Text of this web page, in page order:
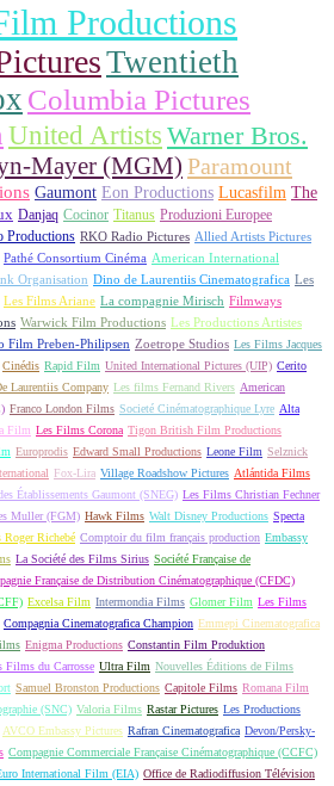
Productions
Twentieth
Columbia Pictures
United Artists Warner Bros.
Mayer (MGM) Paramount
Gaumont Eon Productions Lucasfilm The
Danjaq Cocinor Titanus Produzioni Europee
Productions RKO Radio Pictures Allied Artists Pictures
Pathé Consortium Cinéma American International
Organisation Dino de Laurentiis Cinematografica Les
Les Films Ariane La compagnie Mirisch Filmways
Warwick Film Productions Les Productions Artistes
Film Preben-Philipsen Zoetrope Studios Les Films Jacques
Cinédis Rapid Film United International Pictures (UIP) Cerito
Laurentiis Company Les films Fernand Rivers American
Franco London Films Societé Cinématographique Lyre Alta
Film Les Films Corona Tigon British Film Productions
Europrodis Edward Small Productions Leone Film Selznick
Fox-Lira Village Roadshow Pictures Atlántida Films
Établissements Gaumont (SNEG) Les Films Christian Fechner
Muller (FGM) Hawk Films Walt Disney Productions Specta
Richebé Comptoir du film français production Embassy
La Société des Films Sirius Société Française de
Française de Distribution Cinématographique (CFDC)
Excelsa Film Intermondia Films Glomer Film Les Films
Compagnia Cinematografica Champion Emmepi Cinematografica
Enigma Productions Constantin Film Produktion
Films du Carrosse Ultra Film Nouvelles Éditions de Films
Samuel Bronston Productions Capitole Films Romana Film
(SNC) Valoria Films Rastar Pictures Les Productions
AVCO Embassy Pictures Rafran Cinematografica Devon/Persky-
Compagnie Commerciale Française Cinématographique (CCFC)
International Film (EIA) Office de Radiodiffusion Télévision